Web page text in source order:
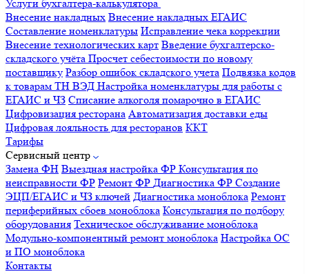
Услуги бухгалтера-калькулятора
Внесение накладных Внесение накладных ЕГАИС
Составление номенклатуры Исправление чека коррекции
Внесение технологических карт Введение бухгалтерско-
складского учёта Просчет себестоимости по новому
поставщику Разбор ошибок складского учета Подвязка кодов
к товарам ТН ВЭД Настройка номенклатуры для работы с
ЕГАИС и ЧЗ Списание алкоголя помарочно в ЕГАИС
Цифровизация ресторана Автоматизация доставки еды
Цифровая лояльность для ресторанов ККТ
Тарифы
Сервисный центр
Замена ФН Выездная настройка ФР Консультация по
неисправности ФР Ремонт ФР Диагностика ФР Создание
ЭЦП/ЕГАИС и ЧЗ ключей Диагностика моноблока Ремонт
периферийных сбоев моноблока Консультация по подбору
оборудования Техническое обслуживание моноблока
Модульно-компонентный ремонт моноблока Настройка ОС
и ПО моноблока
Контакты